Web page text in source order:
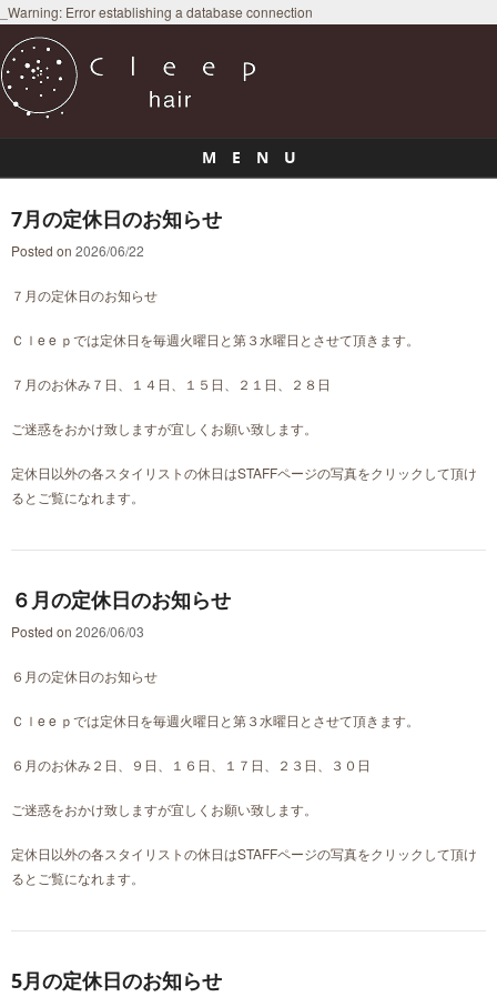
_Warning: Error establishing a database connection
M E N U
7月の定休日のお知らせ
Posted on 2026/06/22
７月の定休日のお知らせ
Ｃｌe e ｐでは定休日を毎週火曜日と第３水曜日とさせて頂きます。
７月のお休み７日、１４日、１５日、２１日、２８日
ご迷惑をおかけ致しますが宜しくお願い致します。
定休日以外の各スタイリストの休日はSTAFFページの写真をクリックして頂け
るとご覧になれます。
６月の定休日のお知らせ
Posted on 2026/06/03
６月の定休日のお知らせ
Ｃｌe e ｐでは定休日を毎週火曜日と第３水曜日とさせて頂きます。
６月のお休み２日、９日、１６日、１７日、２３日、３０日
ご迷惑をおかけ致しますが宜しくお願い致します。
定休日以外の各スタイリストの休日はSTAFFページの写真をクリックして頂け
るとご覧になれます。
5月の定休日のお知らせ